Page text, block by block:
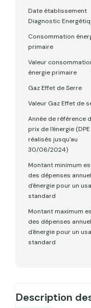
Date établissement
Diagnostic
Consommation
primaire
Valeur
énergie primaire
Gaz Effet de Serre
Valeur Gaz Effet de
Année de référence
prix de l'énergie (DPE
réalisés jusqu'au
30/06/2024)
Montant minimum
des dépenses
d'énergie pour un
standard
Montant maximum
des dépenses
d'énergie pour un
standard
Description